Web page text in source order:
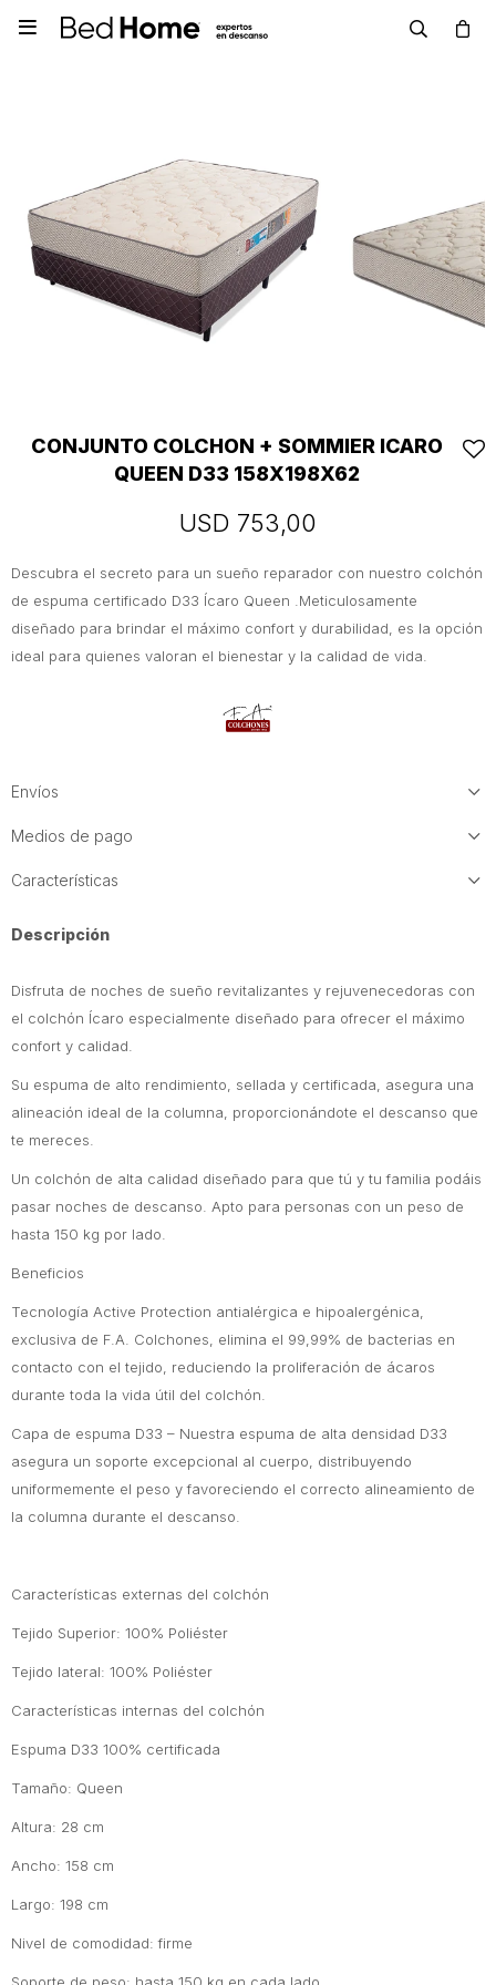

CONJUNTO COLCHON + SOMMIER ICARO
QUEEN D33 158X198X62
USD 753,00
Descubra el secreto para un sueño reparador con nuestro colchón
de espuma certificado D33 Ícaro Queen .Meticulosamente
diseñado para brindar el máximo confort y durabilidad, es la opción
ideal para quienes valoran el bienestar y la calidad de vida.
Envíos
Medios de pago
Características
Descripción
Disfruta de noches de sueño revitalizantes y rejuvenecedoras con
el colchón Ícaro especialmente diseñado para ofrecer el máximo
confort y calidad.
Su espuma de alto rendimiento, sellada y certificada, asegura una
alineación ideal de la columna, proporcionándote el descanso que
te mereces.
Un colchón de alta calidad diseñado para que tú y tu familia podáis
pasar noches de descanso. Apto para personas con un peso de
hasta 150 kg por lado.
Beneficios
Tecnología Active Protection antialérgica e hipoalergénica,
exclusiva de F.A. Colchones, elimina el 99,99% de bacterias en
contacto con el tejido, reduciendo la proliferación de ácaros
durante toda la vida útil del colchón.
Capa de espuma D33 – Nuestra espuma de alta densidad D33
asegura un soporte excepcional al cuerpo, distribuyendo
uniformemente el peso y favoreciendo el correcto alineamiento de
la columna durante el descanso.
Características externas del colchón
Tejido Superior: 100% Poliéster
Tejido lateral: 100% Poliéster
Características internas del colchón
Espuma D33 100% certificada
Tamaño: Queen
Altura: 28 cm
Ancho: 158 cm
Largo: 198 cm
Nivel de comodidad: firme